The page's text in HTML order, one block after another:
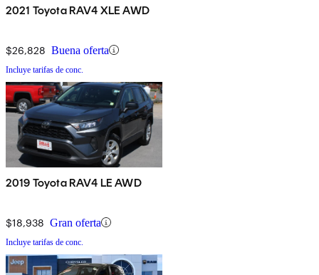
2021 Toyota RAV4 XLE AWD
$26,828 Buena oferta
Incluye tarifas de conc.
2019 Toyota RAV4 LE AWD
$18,938 Gran oferta
Incluye tarifas de conc.